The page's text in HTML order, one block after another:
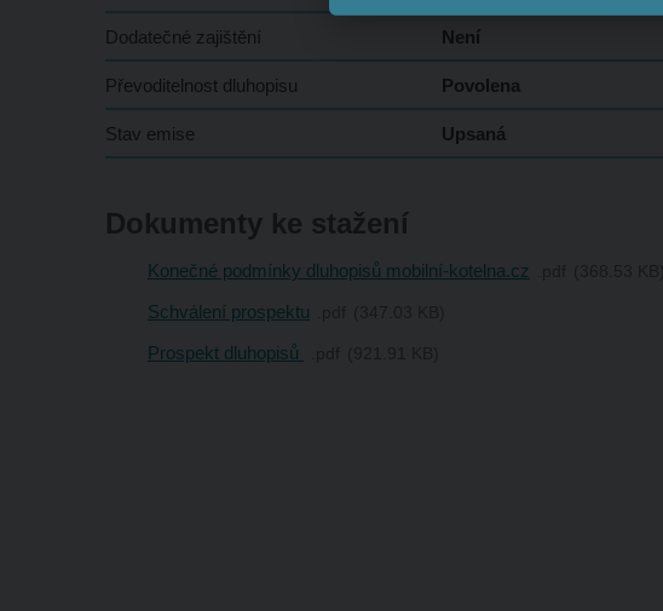
Dodatečné zajištění Není
Převoditelnost dluhopisu Povolena
Stav emise Upsaná
Dokumenty ke stažení
Konečné podmínky dluhopisů mobilní-kotelna.cz
Schválení prospektu
Prospekt dluhopisů